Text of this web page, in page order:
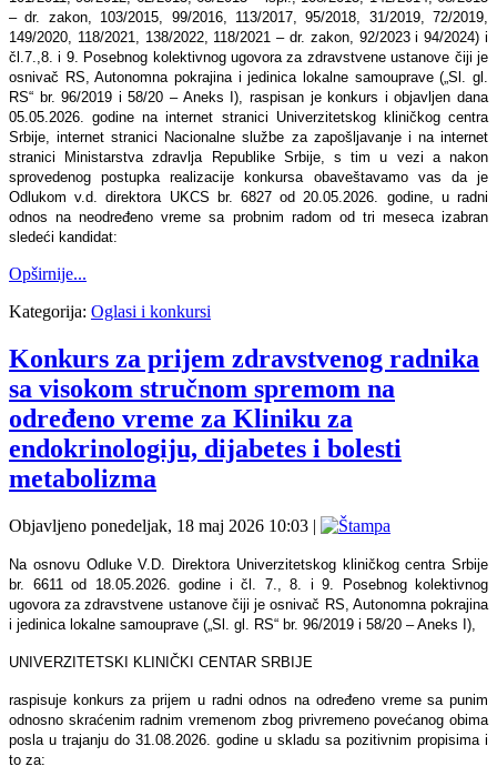
– dr. zakon, 103/2015, 99/2016, 113/2017, 95/2018, 31/2019, 72/2019,
149/2020, 118/2021, 138/2022, 118/2021 – dr. zakon, 92/2023 i 94/2024) i
čl.7.,8. i 9. Posebnog kolektivnog ugovora za zdravstvene ustanove čiji je
osnivač RS, Autonomna pokrajina i jedinica lokalne samouprave („Sl. gl.
RS“ br. 96/2019 i 58/20 – Aneks I), raspisan je konkurs i objavlјen dana
05.05.2026. godine na internet stranici Univerzitetskog kliničkog centra
Srbije, internet stranici Nacionalne službe za zapošlјavanje i na internet
stranici Ministarstva zdravlјa Republike Srbije, s tim u vezi a nakon
sprovedenog postupka realizacije konkursa obaveštavamo vas da je
Odlukom v.d. direktora UKCS br. 6827 od 20.05.2026. godine, u radni
odnos na neodređeno vreme sa probnim radom od tri meseca izabran
sledeći kandidat:
Opširnije...
Kategorija: Oglasi i konkursi
Konkurs za prijem zdravstvenog radnika
sa visokom stručnom spremom na
određeno vreme za Kliniku za
endokrinologiju, dijabetes i bolesti
metabolizma
Objavljeno ponedeljak, 18 maj 2026 10:03 |
Na osnovu Odluke V.D. Direktora Univerzitetskog kliničkog centra Srbije
br. 6611 od 18.05.2026. godine i čl. 7., 8. i 9. Posebnog kolektivnog
ugovora za zdravstvene ustanove čiji je osnivač RS, Autonomna pokrajina
i jedinica lokalne samouprave („Sl. gl. RS“ br. 96/2019 i 58/20 – Aneks I),
UNIVERZITETSKI KLINIČKI CENTAR SRBIJE
raspisuje konkurs za prijem u radni odnos na određeno vreme sa punim
odnosno skraćenim radnim vremenom zbog privremeno povećanog obima
posla u trajanju do 31.08.2026. godine u skladu sa pozitivnim propisima i
to za: